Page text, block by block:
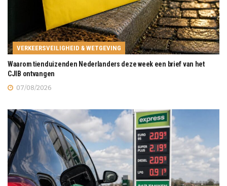
VERKEERSVEILIGHEID & WETGEVING
Waarom tienduizenden Nederlanders deze week een brief van het
CJIB ontvangen
07/08/2026